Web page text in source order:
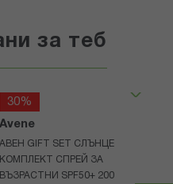
за теб
30%
Avene
АВЕН GIFT SET СЛЪНЦЕ
КОМПЛЕКТ СПРЕЙ ЗА
ВЪЗРАСТНИ SPF50+ 200